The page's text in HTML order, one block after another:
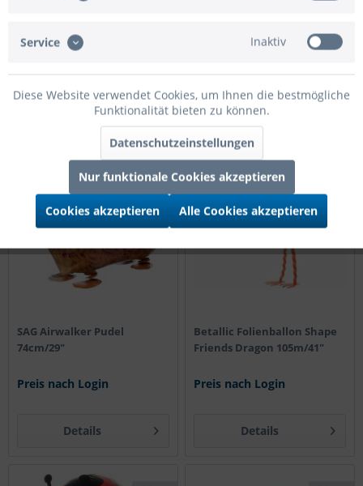
Preis nach Login
Details
Preis nach Login
Details
75cm
SAG Airwalker Pudel
74cm/29"
Preis nach Login
Details
Betallic Folienballon Shape
Friends Dragon 105m/41"
Preis nach Login
Details
Service Inaktiv
Diese Website verwendet Cookies, um Ihnen die bestmögliche
Funktionalität bieten zu können.
Datenschutzeinstellungen
Nur funktionale Cookies akzeptieren
Cookies akzeptieren Alle Cookies akzeptieren